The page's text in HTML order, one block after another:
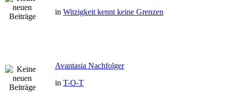
in Witzigkeit kennt keine Grenzen
Avantasia Nachfolger
in T-O-T